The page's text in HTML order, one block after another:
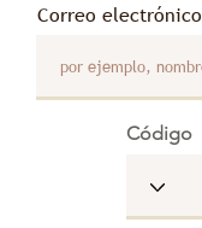
Correo electrónico
Código